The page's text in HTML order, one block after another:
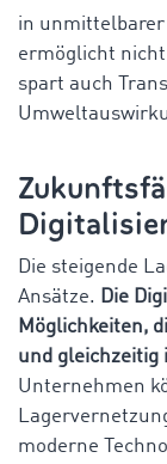
in unmittelbarer
ermöglicht
spart auch
Die steigende
Ansätze. Die
Möglichkeiten,
und gleichzeitig
Unternehmen
moderne